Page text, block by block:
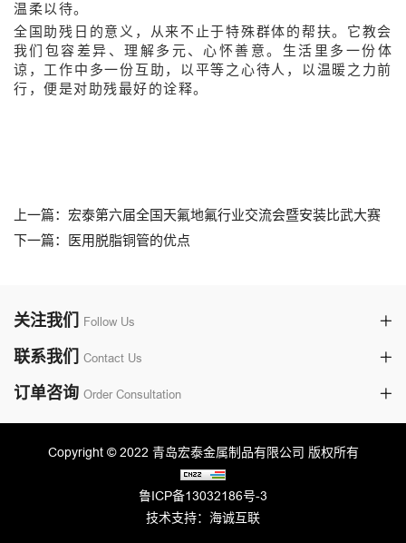
温柔以待。
全国助残日的意义，从来不止于特殊群体的帮扶。它教会
我们 包容差异、理解多元、心怀善意。生活里多一份体
谅，工作中多一份互助，以平等之心待人，以温暖之力前
行，便是对助残最好的诠释。
上一篇：宏泰第六届全国天氟地氟行业交流会暨安装比武大赛
下一篇：医用脱脂铜管的优点
关注我们 Follow Us
联系我们 Contact Us
订单咨询 Order Consultation
Copyright © 2022 青岛宏泰金属制品有限公司 版权所有
鲁ICP备13032186号-3
技术支持：海诚互联